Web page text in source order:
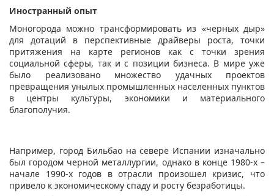
Иностранный опыт
Моногорода можно трансформировать из «черных дыр»
для дотаций в перспективные драйверы роста, точки
притяжения на карте регионов как с точки зрения
социальной сферы, так и с позиции бизнеса. В мире уже
было реализовано множество удачных проектов
превращения унылых промышленных населенных пунктов
в центры культуры, экономики и материального
благополучия.
Например, город Бильбао на севере Испании изначально
был городом черной металлургии, однако в конце 1980-х –
начале 1990-х годов в отрасли произошел кризис, что
привело к экономическому спаду и росту безработицы.